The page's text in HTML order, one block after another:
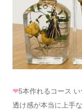
❤5本作れるコース
透け感が本当に上手